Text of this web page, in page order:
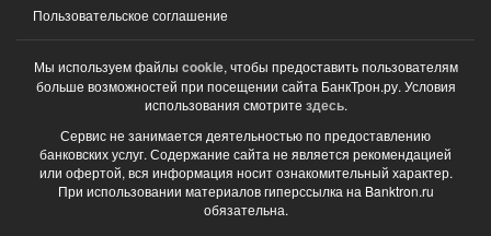
Пользовательское соглашение
Мы используем файлы cookie, чтобы предоставить пользователям
больше возможностей при посещении сайта БанкТрон.ру. Условия
использования смотрите здесь.
Сервис не занимается деятельностью по предоставлению
банковских услуг. Содержание сайта не является рекомендацией
или офертой, вся информация носит ознакомительный характер.
При использовании материалов гиперссылка на Banktron.ru
обязательна.